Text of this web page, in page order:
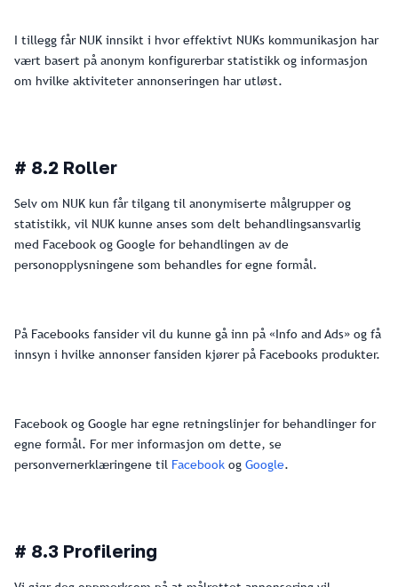
I tillegg får NUK innsikt i hvor effektivt NUKs kommunikasjon har
vært basert på anonym konfigurerbar statistikk og informasjon
om hvilke aktiviteter annonseringen har utløst.
# 8.2 Roller
Selv om NUK kun får tilgang til anonymiserte målgrupper og
statistikk, vil NUK kunne anses som delt behandlingsansvarlig
med Facebook og Google for behandlingen av de
personopplysningene som behandles for egne formål.
På Facebooks fansider vil du kunne gå inn på «Info and Ads» og få
innsyn i hvilke annonser fansiden kjører på Facebooks produkter.
Facebook og Google har egne retningslinjer for behandlinger for
egne formål. For mer informasjon om dette, se
personvernerklæringene til Facebook og Google.
# 8.3 Profilering